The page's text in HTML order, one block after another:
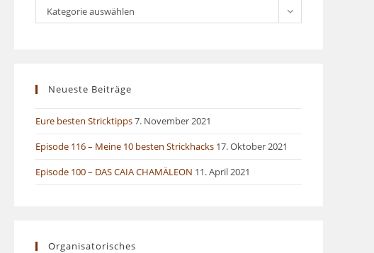
Themen
Kategorie auswählen
Neueste Beiträge
Eure besten Stricktipps7. November 2021
Episode 116 – Meine 10 besten Strickhacks 17. Oktober 2021
Episode 100 – DAS CAIA CHAMÄLEON 11. April 2021
Organisatorisches